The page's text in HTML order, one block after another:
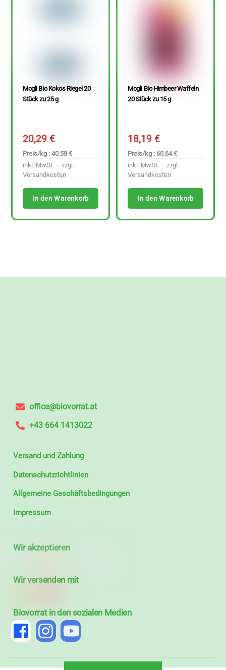
Mogli Bio Kokos Riegel 20
Stück zu 25 g
20,29€
Preis/kg : 40.58 €
inkl. MwSt. – zzgl.
Versandkosten
In den Warenkorb
Mogli Bio Himbeer Waffeln
20 Stück zu 15 g
18,19€
Preis/kg : 60.64 €
inkl. MwSt. – zzgl.
Versandkosten
In den Warenkorb
office@biovorrat.at
+43 664 1413022
Versand und Zahlung
Datenschutzrichtlinien
Allgemeine Geschäftsbedingungen
Impressum
Wir akzeptieren
Wir versenden mit
Biovorrat in den sozialen Medien